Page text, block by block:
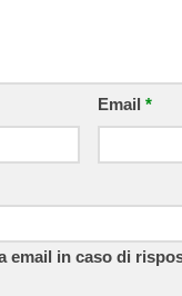
Email *
email in caso di